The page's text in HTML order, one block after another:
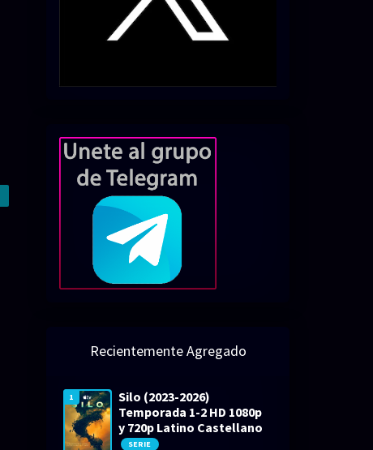
Recientemente Agregado
1
Silo (2023-2026)
Temporada 1-2 HD 1080p
y 720p Latino Castellano
SERIE